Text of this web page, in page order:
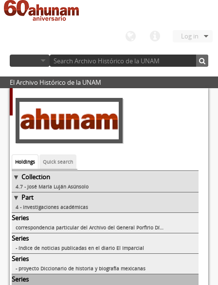
Log in
El Archivo Histórico de la UNAM
Holdings Quick search
Collection
4.7 - José María Luján Asúnsolo
Part
4 - Investigaciones académicas
Series
correspondencia particular del Archivo del General Porfirio Díaz
Series
- índice de noticias publicadas en el diario El Imparcial
Series
- proyecto Diccionario de historia y biografía mexicanas
Series